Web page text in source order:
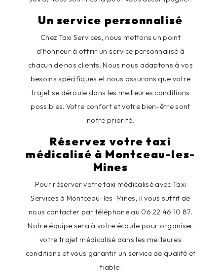
Un service personnalisé
Chez Taxi Services, nous mettons un point
d'honneur à offrir un service personnalisé à
chacun de nos clients. Nous nous adaptons à vos
besoins spécifiques et nous assurons que votre
trajet se déroule dans les meilleures conditions
possibles. Votre confort et votre bien-être sont
notre priorité.
Réservez votre taxi
médicalisé à Montceau-les-
Mines
Pour réserver votre taxi médicalisé avec Taxi
Services à Montceau-les-Mines, il vous suffit de
nous contacter par téléphone au 06 22 46 10 87.
Notre équipe sera à votre écoute pour organiser
votre trajet médicalisé dans les meilleures
conditions et vous garantir un service de qualité et
fiable.